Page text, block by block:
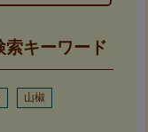
索キーワード
山椒